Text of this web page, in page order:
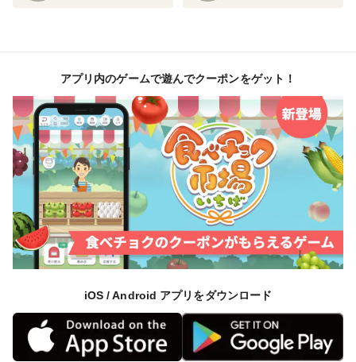
アプリ内のゲームで遊んでクーポンをゲット！
iOS / Android アプリをダウンロード